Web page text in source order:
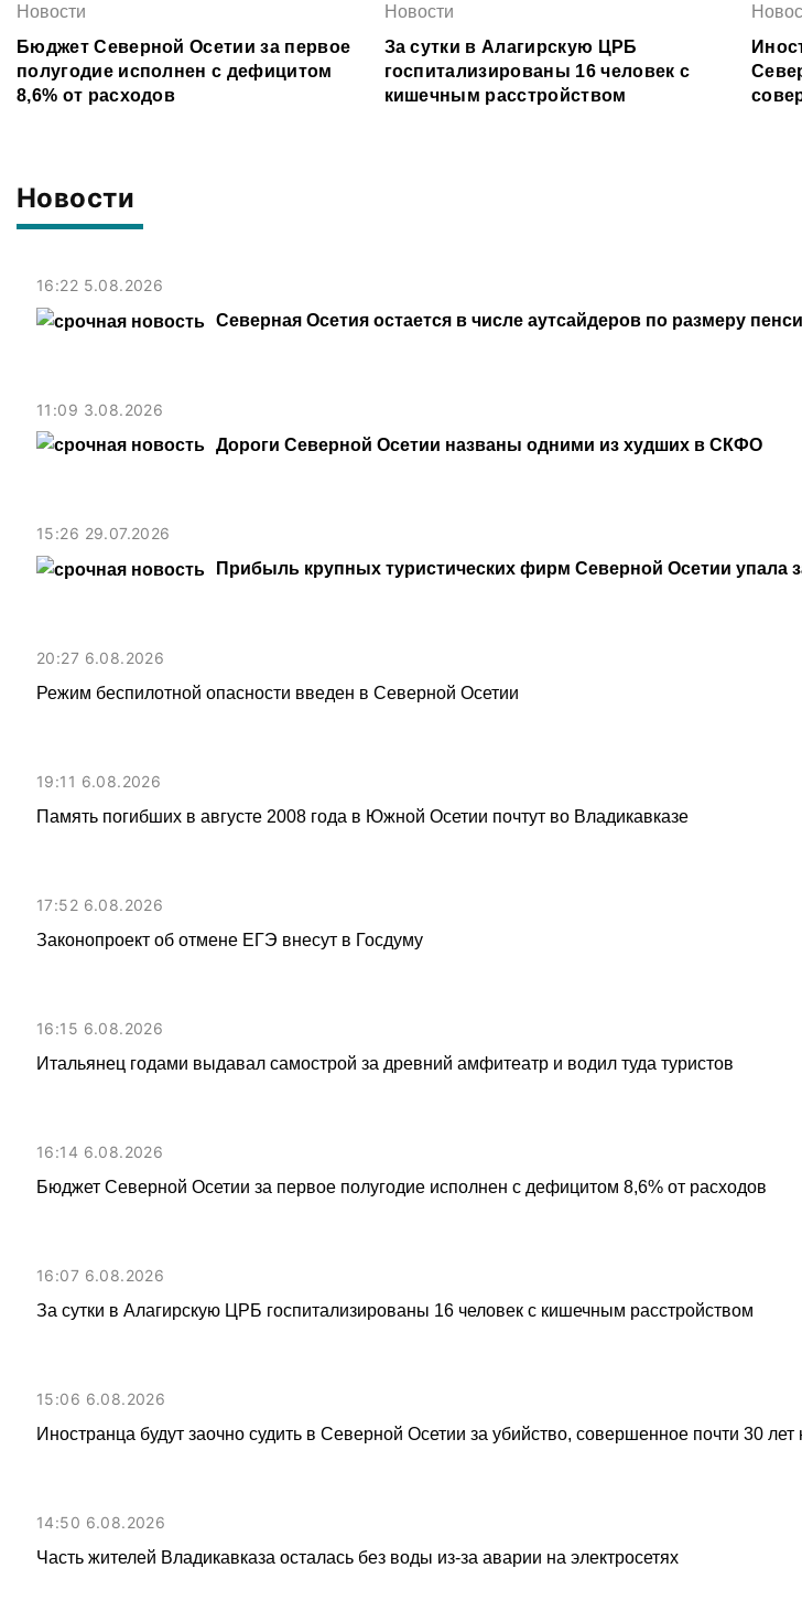
Новости
16:22 5.08.2026
Северная Осетия остается в числе аутсайдеров по размеру
11:09 3.08.2026
Дороги Северной Осетии названы одними из худших в СКФО
15:26 29.07.2026
Прибыль крупных туристических фирм Северной Осетии упала
20:27 6.08.2026
Режим беспилотной опасности введен в Северной Осетии
19:11 6.08.2026
Память погибших в августе 2008 года в Южной Осетии почтут во Владикавказе
17:52 6.08.2026
Законопроект об отмене ЕГЭ внесут в Госдуму
16:15 6.08.2026
Итальянец годами выдавал самострой за древний амфитеатр и водил туда туристов
16:14 6.08.2026
Бюджет Северной Осетии за первое полугодие исполнен с дефицитом 8,6% от расходов
16:07 6.08.2026
За сутки в Алагирскую ЦРБ госпитализированы 16 человек с кишечным расстройством
15:06 6.08.2026
Иностранца будут заочно судить в Северной Осетии за убийство, совершенное почти 30 лет
14:50 6.08.2026
Часть жителей Владикавказа осталась без воды из-за аварии на электросетях
Новости
Бюджет Северной Осетии за первое
полугодие исполнен с дефицитом
8,6% от расходов
Новости
За сутки в Алагирскую ЦРБ
госпитализированы 16 человек с
кишечным расстройством